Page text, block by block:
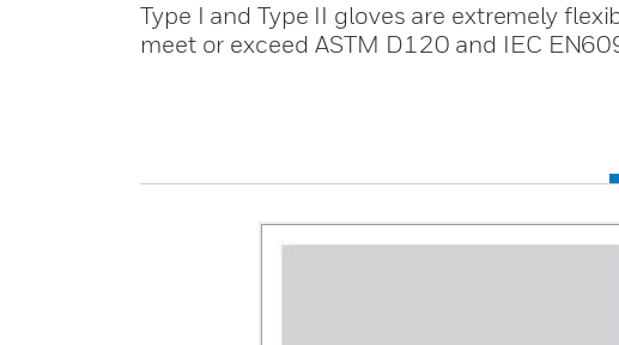
Type I and Type II gloves are extremely
meet or exceed ASTM D120 and IEC